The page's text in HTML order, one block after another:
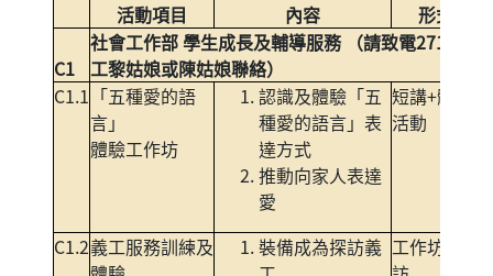
活動項目 內容 形式
C1
社會工作部 學生成長及輔導服務 （請致電
工黎姑娘或陳姑娘聯絡）
C1.1 「五種愛的語
言」
體驗工作坊
認識及體驗「五
種愛的語言」表
達方式
推動向家人表達
愛
短講+體驗
活動
C1.2義工服務訓練及
裝備成為探訪義 工作坊+探